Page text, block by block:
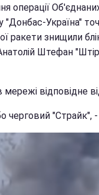
операції
"Донбас-Україна"
ракети знищили
Штефан
відповідне
"Страйк", -